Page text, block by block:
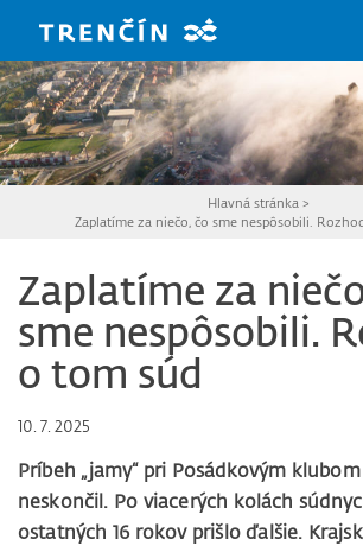
Hlavná stránka >
Zaplatíme za niečo, čo sme nespôsobili.
Zaplatíme za
sme nespôsobili.
o tom súd
10. 7. 2025
Príbeh „jamy“ pri Posádkovým
neskončil. Po viacerých kolách
ostatných 16 rokov prišlo ďalšie.